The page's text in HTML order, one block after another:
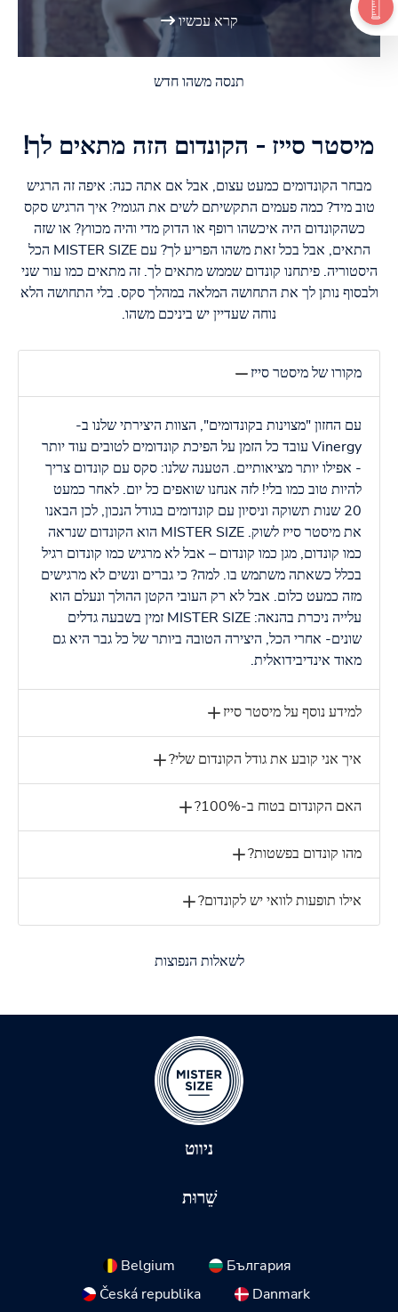
קרא עכשיו
תנסה משהו חדש
מיסטר סייז - הקונדום הזה מתאים לך!
מבחר הקונדומים כמעט עצום, אבל אם אתה כנה: איפה זה הרגיש
טוב מיד? כמה פעמים התקשיתם לשים את הגומי? איך הרגיש סקס
כשהקונדום היה איכשהו רופף או הדוק מדי והיה מכווץ? או שזה
התאים, אבל בכל זאת משהו הפריע לך? עם MISTER SIZE הכל
היסטוריה. פיתחנו קונדום שממש מתאים לך. זה מתאים כמו עור שני
ולבסוף נותן לך את התחושה המלאה במהלך סקס. בלי התחושה הלא
נוחה שעדיין יש ביניכם משהו.
מקורו של מיסטר סייז
עם החזון "מצוינות בקונדומים", הצוות היצירתי שלנו ב-
Vinergy עובד כל הזמן על הפיכת קונדומים לטובים עוד יותר
- אפילו יותר מציאותיים. הטענה שלנו: סקס עם קונדום צריך
להיות טוב כמו בלי! לזה אנחנו שואפים כל יום. לאחר כמעט
20 שנות תשוקה וניסיון עם קונדומים בגודל הנכון, לכן הבאנו
את מיסטר סייז לשוק. MISTER SIZE הוא הקונדום שנראה
כמו קונדום, מגן כמו קונדום – אבל לא מרגיש כמו קונדום רגיל
בכלל כשאתה משתמש בו. למה? כי גברים ונשים לא מרגישים
מזה כמעט כלום. אבל לא רק העובי הקטן ההולך ונעלם הוא
עלייה ניכרת בהנאה: MISTER SIZE זמין בשבעה גדלים
שונים- אחרי הכל, היצירה הטובה ביותר של כל גבר היא גם
מאוד אינדיבידואלית.
למידע נוסף על מיסטר סייז
איך אני קובע את גודל הקונדום שלי?
האם הקונדום בטוח ב-100%?
מהו קונדום בפשטות?
אילו תופעות לוואי יש לקונדום?
לשאלות הנפוצות
ניווט
שֵׁרוּת
Belgium
България
Česká republika
Danmark